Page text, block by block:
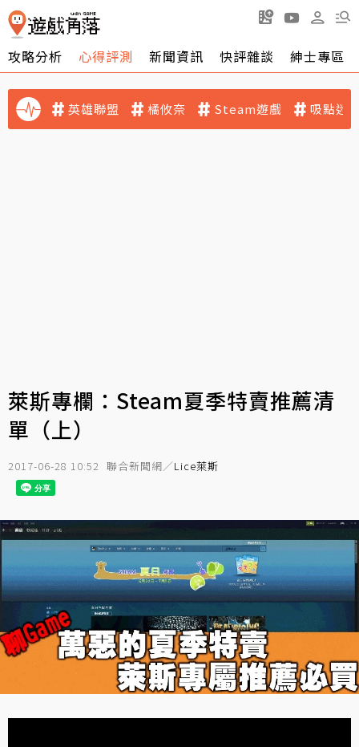
攻略分析 心得評測 新聞資訊 快評雜談 紳士專區
英雄聯盟 橘攸奈 Steam遊戲 吸點迷
萊斯專欄：Steam夏季特賣推薦清
單（上）
2017-06-28 10:52 聯合新聞網／Lice萊斯